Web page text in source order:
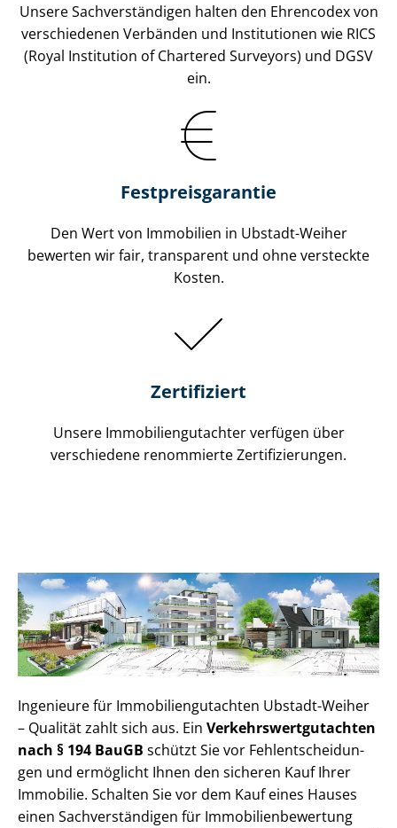
Unsere Sach­ver­stän­di­gen halten den Ehrencodex von
verschiedenen Verbänden und Institutionen wie RICS
(Royal Institution of Chartered Surveyors) und DGSV
ein.
Festpreis​garantie
Den Wert von Immobilien in Ubstadt-Weiher
bewerten wir fair, transparent und ohne versteckte
Kosten.
Zertifiziert
Unsere Immobilien­gutachter verfügen über
verschiedene renommierte Zer­ti­fi­zie­run­gen.
Ingenieure für Im­mo­bi­li­en­gut­ach­ten Ubstadt-Weiher
– Qualität zahlt sich aus. Ein Ver­kehrs­wert­gut­ach­ten
nach § 194 BauGB schützt Sie vor Fehl­ent­schei­dun­
gen und ermöglicht Ihnen den sicheren Kauf Ihrer
Immobilie. Schalten Sie vor dem Kauf eines Hauses
einen Sach­ver­stän­di­gen für Im­mo­bi­li­en­be­wer­tung